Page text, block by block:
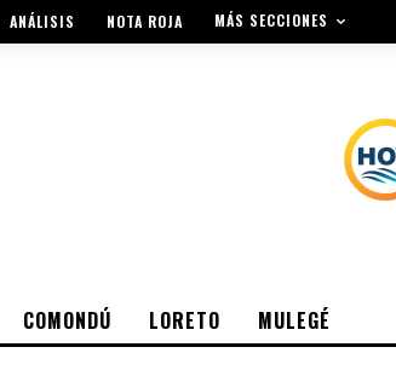
ANÁLISIS NOTA ROJA MÁS SECCIONES
COMONDÚ LORETO MULEGÉ